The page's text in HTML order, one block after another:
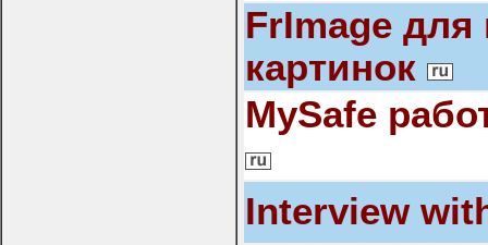
FrImage для
картинок
MySafe
Interview